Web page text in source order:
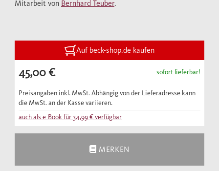
von Literaturwissenschaft und
als auch hierzulande noch wenig bekannte
Traditionen und Formen, von den
Höhepunkten der mittelalterlichen,
frühneuzeitlichen und barocken Lyrik bis zu
den hispanoamerikanischen Avantgarden
des 20. Jahrhunderts und darüber hinaus bis
Autoren und Autorinnen, ein Großteil davon
in neuen, formbewussten Übersetzungen.
Mitarbeit von Bernhard Teuber.
Auf beck-shop.de kaufen
45,00 € sofort lieferbar!
Preisangaben inkl. MwSt. Abhängig von der Lieferadresse kann
die MwSt. an der Kasse variieren.
auch als e-Book für34,99 €verfügbar
MERKEN